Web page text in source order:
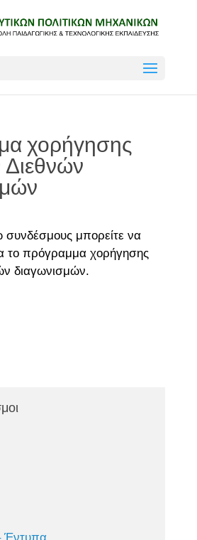
χορήγησης
μπορείτε να
το πρόγραμμα χορήγησης
διαγωνισμών.
Έντυπα